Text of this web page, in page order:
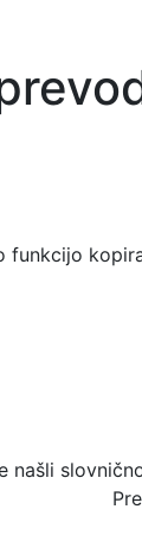
funkcijo
našli